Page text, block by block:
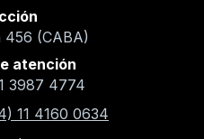
456 (CABA)
atención
3987 4774
11 4160 0634